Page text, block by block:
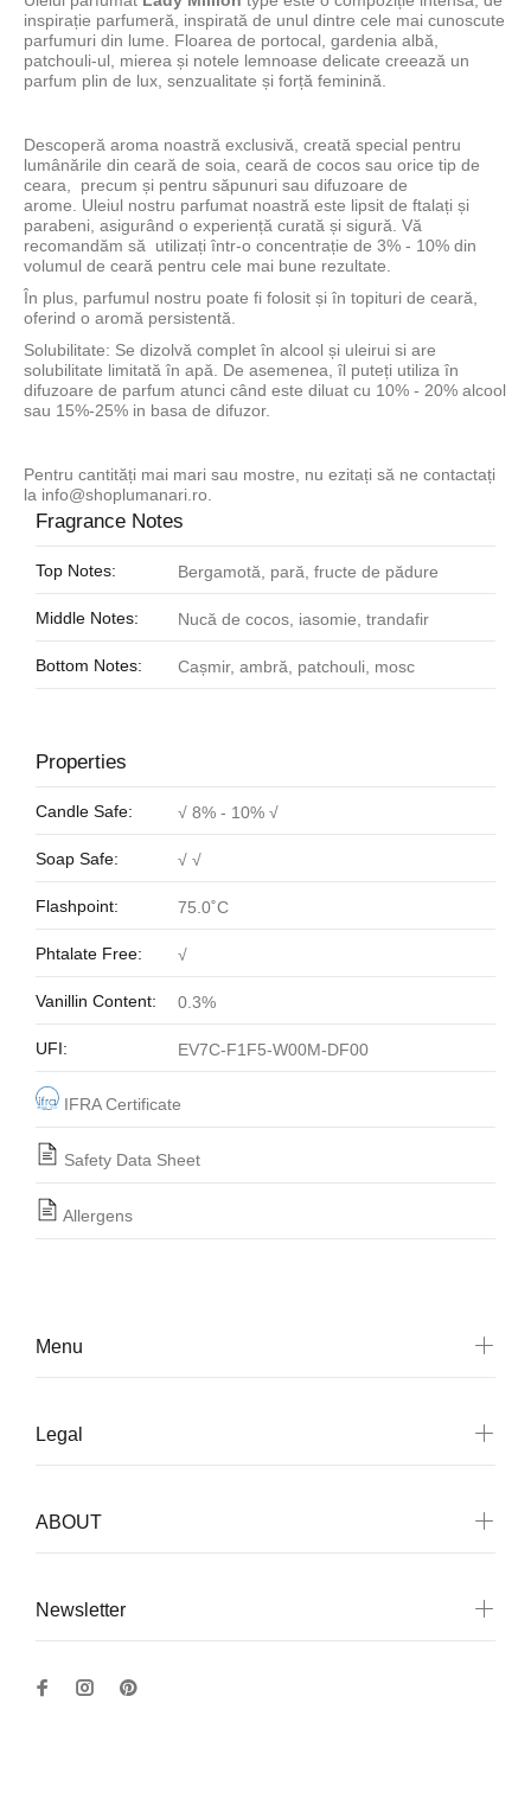
inspirație parfumeră, inspirată de unul dintre cele mai cunoscute
parfumuri din lume. Floarea de portocal, gardenia albă,
patchouli-ul, mierea și notele lemnoase delicate creează un
parfum plin de lux, senzualitate și forță feminină.
Descoperă aroma noastră exclusivă, creată special pentru
lumânările din ceară de soia ceară de cocos sau orice tip de
ceara , precum și pentru săpunuri sau difuzoare de
arome. Uleiul nostru parfumat noastră este lipsit de ftalați și
parabeni, asigurând o experiență curată și sigură. Vă
recomandăm să utilizați într-o concentrație de 3% - 10% din
volumul de ceară pentru cele mai bune rezultate.
În plus, parfumul nostru poate fi folosit și în topituri de ceară,
oferind o aromă persistentă.
Solubilitate: Se dizolvă complet în alcool și uleirui si are
solubilitate limitată în apă. De asemenea, îl puteți utiliza în
difuzoare de parfum atunci când este diluat cu 10% - 20% alcool
sau 15%-25% in basa de difuzor.
Pentru cantități mai mari sau mostre, nu ezitați să ne contactați
la info@shoplumanari.ro
Fragrance Notes
Top Notes: Bergamotă, pară, fructe de pădure
Middle Notes: Nucă de cocos, iasomie, trandafir
Bottom Notes: Cașmir, ambră, patchouli, mosc
Properties
Candle Safe: √ 8% - 10% √
Soap Safe: √ √
Flashpoint: 75.0˚C
Phtalate Free: √
Vanillin Content: 0.3%
UFI: EV7C-F1F5-W00M-DF00
IFRA Certificate
Safety Data Sheet
Allergens
Menu
Legal
ABOUT
Newsletter